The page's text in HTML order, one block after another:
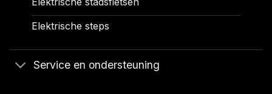
Elektrische steps
Service en ondersteuning